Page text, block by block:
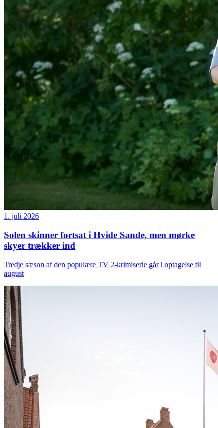
1. juli 2026
Solen skinner fortsat i Hvide Sande, men mørke
skyer trækker ind
Tredje sæson af den populære TV 2-krimiserie går i optagelse til
august